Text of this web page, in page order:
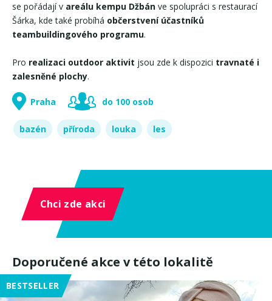
se pořádají v areálu kempu Džbán ve spolupráci s restaurací
Šárka, kde také probíhá občerstvení účastníků
teambuildingového programu.
Pro realizaci outdoor aktivit jsou zde k dispozici travnaté i
zalesněné plochy.
Praha do 100 osob
bazén příroda louka les
Chci zde akci
Doporučené akce v této lokalitě
BESTSELLER